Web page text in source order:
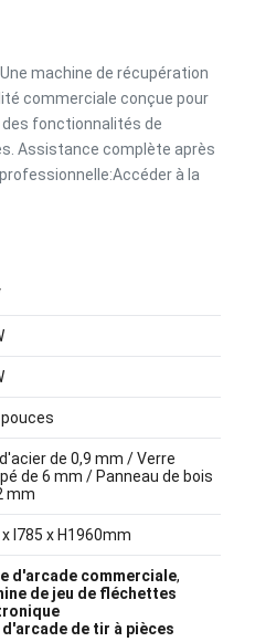
machine de récupération
commerciale conçue pour
fonctionnalités de
Assistance complète après
à la
pouces
de 0,9 mm / Verre
de 6 mm / Panneau de bois
mm
x l785 x H1960mm
d'arcade commerciale,
de jeu de fléchettes
d'arcade de tir à pièces